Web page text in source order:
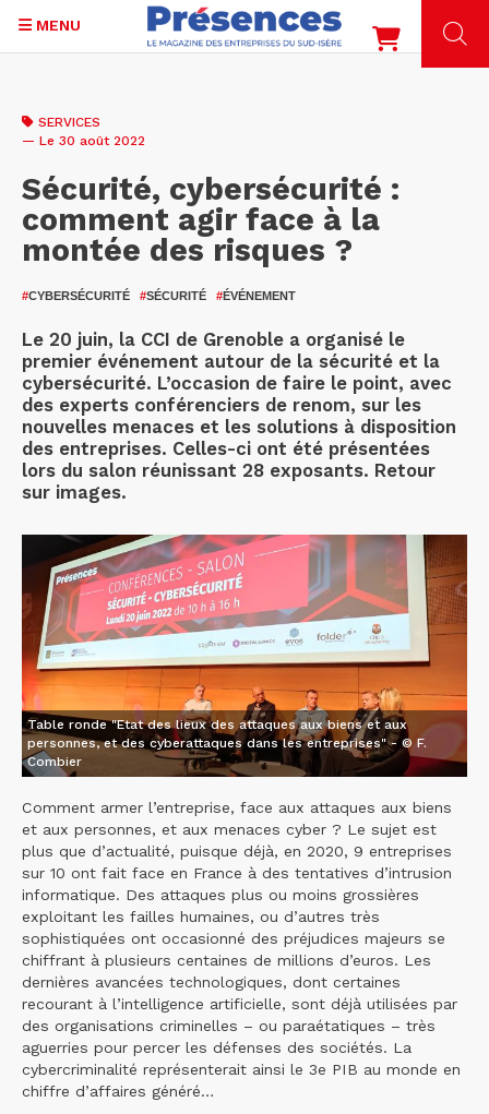
contenu
MENU
SERVICES
— Le 30 août 2022
Sécurité, cybersécurité :
comment agir face à la
montée des risques ?
#CYBERSÉCURITÉ #SÉCURITÉ #ÉVÉNEMENT
Le 20 juin, la CCI de Grenoble a organisé le
premier événement autour de la sécurité et la
cybersécurité. L’occasion de faire le point, avec
des experts conférenciers de renom, sur les
nouvelles menaces et les solutions à disposition
des entreprises. Celles-ci ont été présentées
lors du salon réunissant 28 exposants. Retour
sur images.
Table ronde "Etat des lieux des attaques aux biens et aux
personnes, et des cyberattaques dans les entreprises" - © F.
Combier
Comment armer l’entreprise, face aux attaques aux biens
et aux personnes, et aux menaces cyber ? Le sujet est
plus que d’actualité, puisque déjà, en 2020, 9 entreprises
sur 10 ont fait face en France à des tentatives d’intrusion
informatique. Des attaques plus ou moins grossières
exploitant les failles humaines, ou d’autres très
sophistiquées ont occasionné des préjudices majeurs se
chiffrant à plusieurs centaines de millions d’euros. Les
dernières avancées technologiques, dont certaines
recourant à l’intelligence artificielle, sont déjà utilisées par
des organisations criminelles – ou paraétatiques – très
aguerries pour percer les défenses des sociétés. La
cybercriminalité représenterait ainsi le 3e PIB au monde en
chiffre d’affaires généré…